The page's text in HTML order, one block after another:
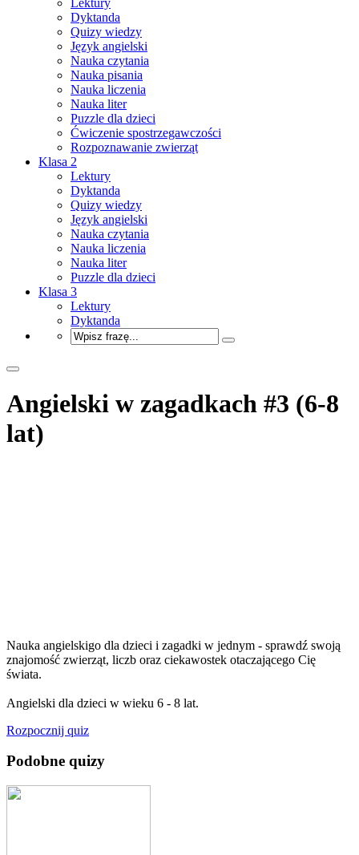
Dyktanda
Quizy wiedzy
Język angielski
Nauka czytania
Nauka pisania
Nauka liczenia
Nauka liter
Puzzle dla dzieci
Ćwiczenie spostrzegawczości
Rozpoznawanie zwierząt
Klasa 2
Lektury
Dyktanda
Quizy wiedzy
Język angielski
Nauka czytania
Nauka liczenia
Nauka liter
Puzzle dla dzieci
Klasa 3
Lektury
Dyktanda
Angielski w zagadkach #3 (6-8
lat)
Nauka angielskigo dla dzieci i zagadki w jednym - sprawdź swoją
znajomość zwierząt, liczb oraz ciekawostek otaczającego Cię
świata.
Angielski dla dzieci w wieku 6 - 8 lat.
Rozpocznij quiz
Podobne quizy